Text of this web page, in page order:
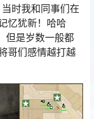
时我和同事们在
忆犹新！哈哈
但是岁数一般都
哥们感情越打越